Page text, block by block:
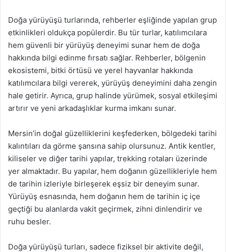
Doğa yürüyüşü turlarında, rehberler eşliğinde yapılan grup
etkinlikleri oldukça popülerdir. Bu tür turlar, katılımcılara
hem güvenli bir yürüyüş deneyimi sunar hem de doğa
hakkında bilgi edinme fırsatı sağlar. Rehberler, bölgenin
ekosistemi, bitki örtüsü ve yerel hayvanlar hakkında
katılımcılara bilgi vererek, yürüyüş deneyimini daha zengin
hale getirir. Ayrıca, grup halinde yürümek, sosyal etkileşimi
artırır ve yeni arkadaşlıklar kurma imkanı sunar.
Mersin’in doğal güzelliklerini keşfederken, bölgedeki tarihi
kalıntıları da görme şansına sahip olursunuz. Antik kentler,
kiliseler ve diğer tarihi yapılar, trekking rotaları üzerinde
yer almaktadır. Bu yapılar, hem doğanın güzellikleriyle hem
de tarihin izleriyle birleşerek eşsiz bir deneyim sunar.
Yürüyüş esnasında, hem doğanın hem de tarihin iç içe
geçtiği bu alanlarda vakit geçirmek, zihni dinlendirir ve
ruhu besler.
Doğa yürüyüşü turları, sadece fiziksel bir aktivite değil,